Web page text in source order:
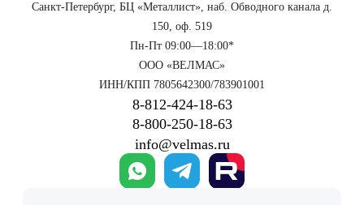
Санкт-Петербург, БЦ «Металлист», наб. Обводного канала д.
150, оф. 519
Пн-Пт 09:00—18:00*
ООО «ВЕЛМАС»
ИНН/КПП 7805642300/783901001
8‑812‑424‑18‑63
8‑800‑250‑18‑63
info@velmas.ru